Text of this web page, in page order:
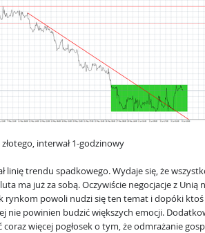
interwał 1-godzinowy
linię trendu spadkowego. Wydaje się, że
ma już za sobą. Oczywiście negocjacje z Unią
rynkom powoli nudzi się ten temat i dopóki
nie powinien budzić większych emocji.
coraz więcej pogłosek o tym, że odmrażanie